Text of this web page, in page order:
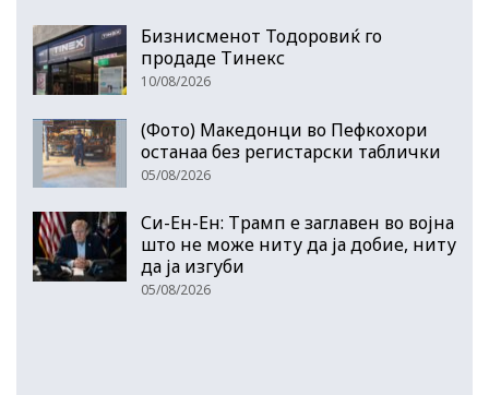
Бизнисменот Тодоровиќ го
продаде Тинекс
10/08/2026
(Фото) Македонци во Пефкохори
останаа без регистарски таблички
05/08/2026
Си-Ен-Ен: Трамп е заглавен во војна
што не може ниту да ја добие, ниту
да ја изгуби
05/08/2026